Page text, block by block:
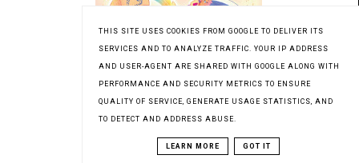
THIS SITE USES COOKIES FROM GOOGLE TO DELIVER ITS
SERVICES AND TO ANALYZE TRAFFIC. YOUR IP ADDRESS
AND USER-AGENT ARE SHARED WITH GOOGLE ALONG WITH
PERFORMANCE AND SECURITY METRICS TO ENSURE
QUALITY OF SERVICE, GENERATE USAGE STATISTICS, AND
TO DETECT AND ADDRESS ABUSE.
LEARN MORE GOT IT